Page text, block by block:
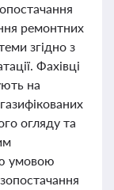
ремонтних
згідно з
Фахівці
на
огляду та
умовою